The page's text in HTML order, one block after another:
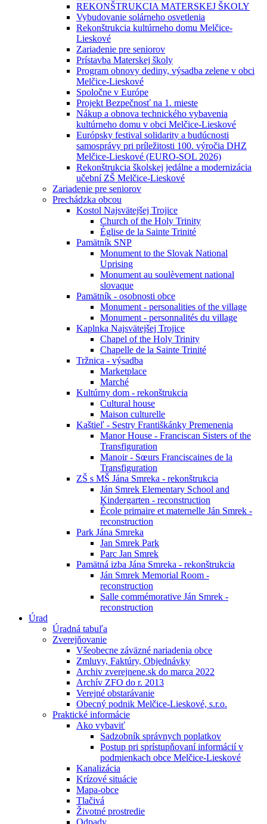
REKONŠTRUKCIA MATERSKEJ ŠKOLY
Vybudovanie solárneho osvetlenia
Rekonštrukcia kultúrneho domu Melčice-
Lieskové
Zariadenie pre seniorov
Prístavba Materskej školy
Program obnovy dediny, výsadba zelene v obci
Melčice-Lieskové
Spoločne v Európe
Projekt Bezpečnosť na 1. mieste
Nákup a obnova technického vybavenia
kultúrneho domu v obci Melčice-Lieskové
Európsky festival solidarity a budúcnosti
samosprávy pri príležitosti 100. výročia DHZ
Melčice-Lieskové (EURO-SOL 2026)
Rekonštrukcia školskej jedálne a modernizácia
učební ZŠ Melčice-Lieskové
Zariadenie pre seniorov
Prechádzka obcou
Kostol Najsvätejšej Trojice
Church of the Holy Trinity
Église de la Sainte Trinité
Pamätník SNP
Monument to the Slovak National
Uprising
Monument au soulèvement national
slovaque
Pamätník - osobnosti obce
Monument - personalities of the village
Monument - personnalités du village
Kaplnka Najsvätejšej Trojice
Chapel of the Holy Trinity
Chapelle de la Sainte Trinité
Tržnica - výsadba
Marketplace
Marché
Kultúrny dom - rekonštrukcia
Cultural house
Maison culturelle
Kaštieľ - Sestry Františkánky Premenenia
Manor House - Franciscan Sisters of the
Transfiguration
Manoir - Sœurs Franciscaines de la
Transfiguration
ZŠ s MŠ Jána Smreka - rekonštrukcia
Ján Smrek Elementary School and
Kindergarten - reconstruction
École primaire et maternelle Ján Smrek -
reconstruction
Park Jána Smreka
Jan Smrek Park
Parc Jan Smrek
Pamätná izba Jána Smreka - rekonštrukcia
Ján Smrek Memorial Room -
reconstruction
Salle commémorative Ján Smrek -
reconstruction
Úrad
Úradná tabuľa
Zverejňovanie
Všeobecne záväzné nariadenia obce
Zmluvy, Faktúry, Objednávky
Archiv zverejnene.sk do marca 2022
Archív ZFO do r. 2013
Verejné obstarávanie
Obecný podnik Melčice-Lieskové, s.r.o.
Praktické informácie
Ako vybaviť
Sadzobník správnych poplatkov
Postup pri sprístupňovaní informácií v
podmienkach obce Melčice-Lieskové
Kanalizácia
Krízové situácie
Mapa-obce
Tlačivá
Životné prostredie
Odpady